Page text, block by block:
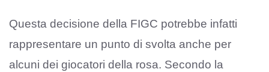
Questa decisione della FIGC potrebbe infatti
rappresentare un punto di svolta anche per
alcuni dei giocatori della rosa. Secondo la